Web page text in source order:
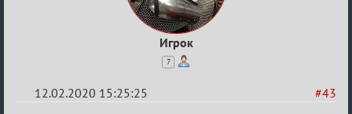
Игрок
7
#43
12.02.2020 15:25:25